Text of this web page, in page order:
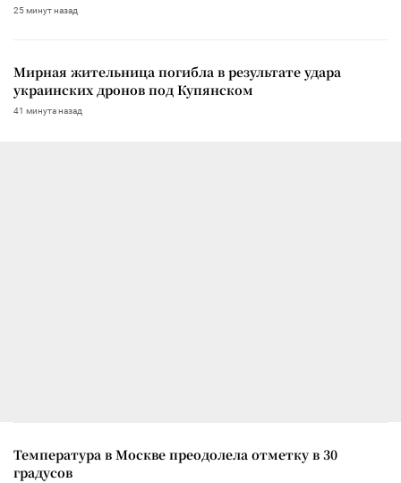
25 минут назад
Мирная жительница погибла в результате удара
украинских дронов под Купянском
41 минута назад
Температура в Москве преодолела отметку в 30
градусов